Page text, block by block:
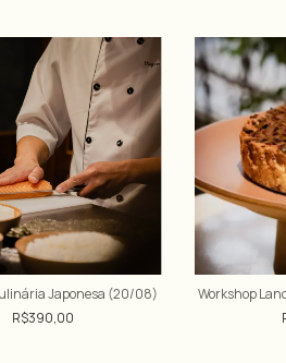
Japonesa (20/08)
R$390,00
Workshop